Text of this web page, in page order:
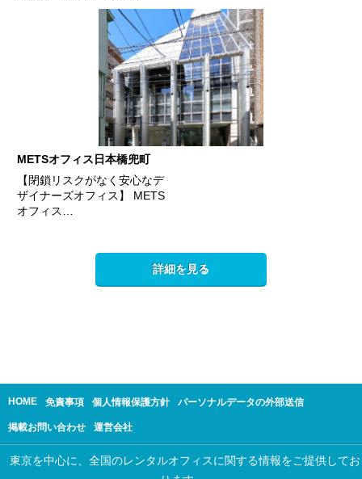
METSオフィス日本橋兜町
【閉鎖リスクがなく安心なデ
ザイナーズオフィス】 METS
オフィス…
詳細を見る
HOME 免責事項 個人情報保護方針 パーソナルデータの外部送信
掲載お問い合わせ 運営会社
東京を中心に、全国のレンタルオフィスに関する情報をご提供してお